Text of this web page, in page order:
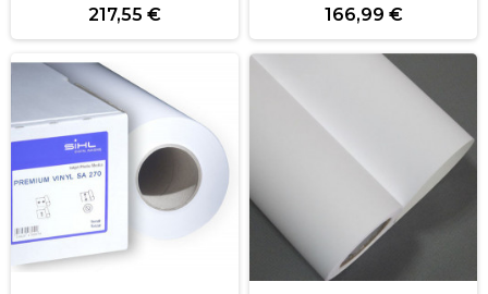
217,55 € 166,99 €